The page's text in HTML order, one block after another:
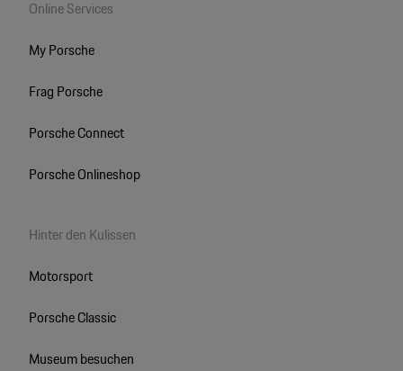
Online Services
My Porsche
Frag Porsche
Porsche Connect
Porsche Onlineshop
Hinter den Kulissen
Motorsport
Porsche Classic
Museum besuchen